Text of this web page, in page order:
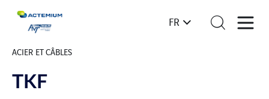
FR
ACIER ET CÂBLES
TKF